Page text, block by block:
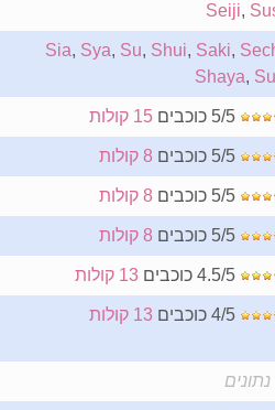
Seiji ,
Sia ,Sya ,Su ,Shui ,Saki ,
Shaya ,
5/5 כוכבים 15 קולות
5/5 כוכבים 8 קולות
5/5 כוכבים 8 קולות
5/5 כוכבים 8 קולות
4.5/5 כוכבים 13 קולות
4/5 כוכבים 13 קולות
נתונים